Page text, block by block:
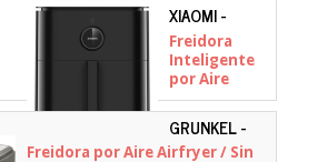
XIAOMI -
BHR7357EU
Freidora
Inteligente
por Aire
Airfryer / Sin
Aceite
Xiaomi
Smart Air
GRUNKEL -
DUALFLEXIFRYER
Freidora por Aire Airfryer / Sin